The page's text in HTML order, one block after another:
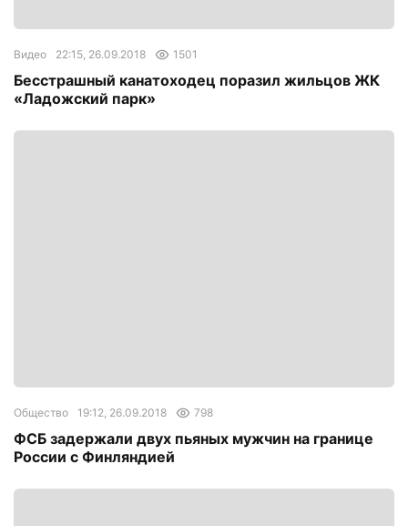
Видео 22:15, 26.09.2018 1501
Бесстрашный канатоходец поразил жильцов ЖК
«Ладожский парк»
Общество 19:12, 26.09.2018 798
ФСБ задержали двух пьяных мужчин на границе
России с Финляндией